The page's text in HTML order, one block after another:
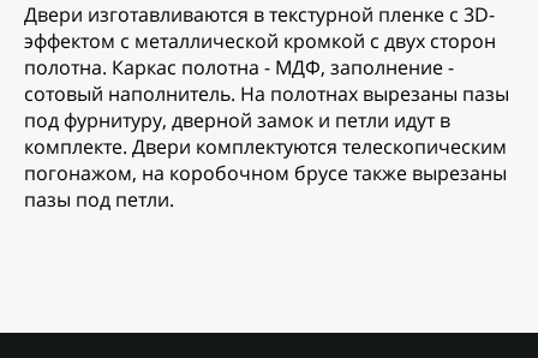
Двери изготавливаются в текстурной пленке с 3D-
эффектом с металлической кромкой с двух сторон
полотна. Каркас полотна - МДФ, заполнение -
сотовый наполнитель. На полотнах вырезаны пазы
под фурнитуру, дверной замок и петли идут в
комплекте. Двери комплектуются телескопическим
погонажом, на коробочном брусе также вырезаны
пазы под петли.